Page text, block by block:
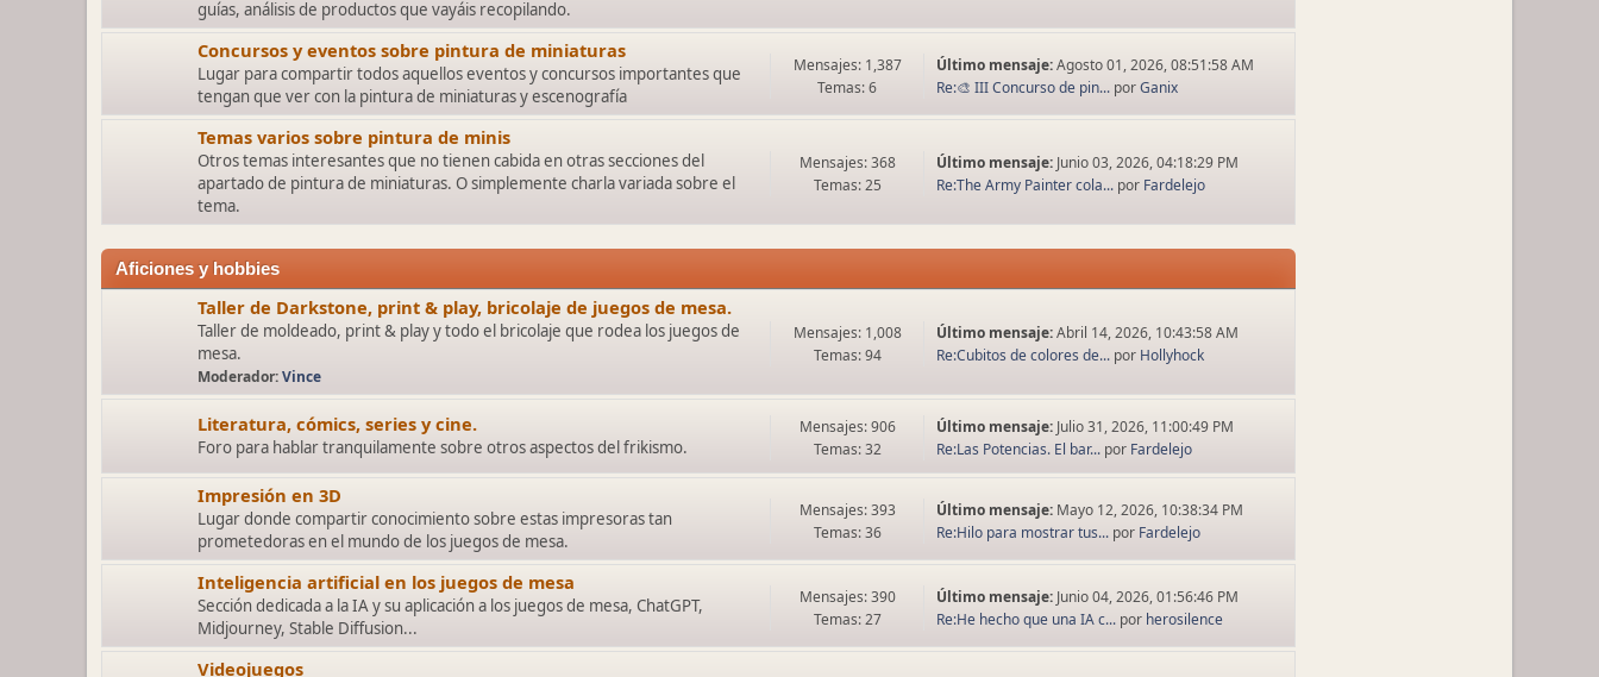
guías, análisis de productos que vayáis recopilando.
Concursos y eventos sobre pintura de miniaturas
Lugar para compartir todos aquellos eventos y concursos importantes que
tengan que ver con la pintura de miniaturas y escenografía
Mensajes: 1,387
Temas: 6
Último mensaje:Agosto 01, 2026, 08:51:58 AM
Re:🎨 III Concurso de pin... porGanix
Temas varios sobre pintura de minis
Otros temas interesantes que no tienen cabida en otras secciones del
apartado de pintura de miniaturas. O simplemente charla variada sobre el
tema.
Mensajes: 368
Temas: 25
Último mensaje: Junio 03, 2026, 04:18:29 PM
Re:The Army Painter cola... por Fardelejo
Aficiones y hobbies
Taller de Darkstone, print & play, bricolaje de juegos de mesa.
Taller de moldeado, print & play y todo el bricolaje que rodea los juegos de
mesa.
Moderador:Vince
Mensajes: 1,008
Temas: 94
Último mensaje:Abril 14, 2026, 10:43:58 AM
Re:Cubitos de colores de... por Hollyhock
Literatura, cómics, series y cine.
Foro para hablar tranquilamente sobre otros aspectos del frikismo.
Mensajes: 906
Temas: 32
Último mensaje: Julio 31, 2026, 11:00:49 PM
Re:Las Potencias. El bar... por Fardelejo
Impresión en 3D
Lugar donde compartir conocimiento sobre estas impresoras tan
prometedoras en el mundo de los juegos de mesa.
Mensajes: 393
Temas: 36
Último mensaje: Mayo 12, 2026, 10:38:34 PM
Re:Hilo para mostrar tus... por Fardelejo
Inteligencia artificial en los juegos de mesa
Sección dedicada a la IA y su aplicación a los juegos de mesa, ChatGPT,
Midjourney, Stable Diffusion...
Mensajes: 390
Temas: 27
Último mensaje: Junio 04, 2026, 01:56:46 PM
Re:He hecho que una IA c... por herosilence
Videojuegos